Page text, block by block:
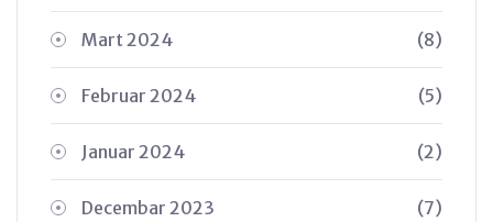
Mart 2024 (8)
Februar 2024 (5)
Januar 2024 (2)
Decembar 2023 (7)